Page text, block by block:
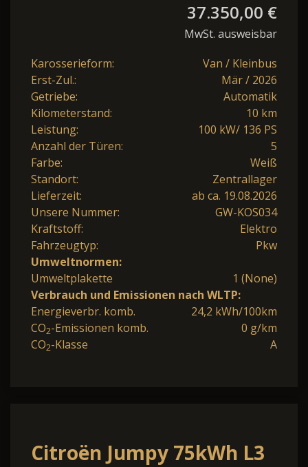
37.350,00 €
MwSt. ausweisbar
Karosserieform:
Van / Kleinbus
Erst-Zul.:
Mär / 2026
Getriebe:
Automatik
Kilometerstand:
10 km
Leistung:
100 kW/ 136 PS
Anzahl der Türen:
5
Farbe:
Weiß
Standort:
Zentrallager
Lieferzeit:
ab ca. 19.08.2026
Unsere Nummer:
GW-KOS034
Kraftstoff:
Elektro
Fahrzeugtyp:
Pkw
Umweltnormen:
Umweltplakette
1 (None)
Verbrauch und Emissionen nach WLTP:
Energieverbr. komb.
24,2 kWh/100km
CO2-Emissionen komb.
0 g/km
CO2-Klasse A
Citroën Jumpy 75kWh L3